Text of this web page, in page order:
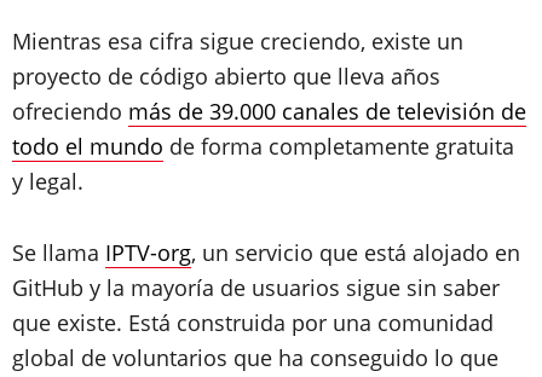
Mientras esa cifra sigue creciendo, existe un
proyecto de código abierto que lleva años
ofreciendo más de 39.000 canales de televisión de
todo el mundo de forma completamente gratuita
y legal.
Se llama IPTV-org, un servicio que está alojado en
GitHub y la mayoría de usuarios sigue sin saber
que existe. Está construida por una comunidad
global de voluntarios que ha conseguido lo que